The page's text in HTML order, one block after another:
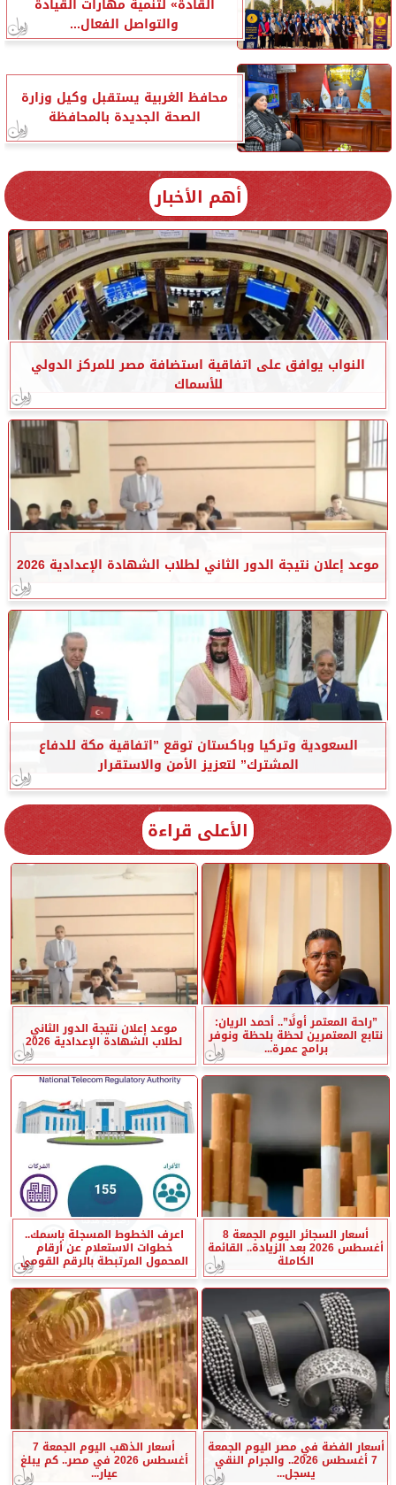
القادة» لتنمية مهارات القيادة
والتواصل الفعال...
محافظ الغربية يستقبل وكيل وزارة
الصحة الجديدة بالمحافظة
أهم الأخبار
النواب يوافق على اتفاقية استضافة مصر للمركز الدولي
للأسماك
موعد إعلان نتيجة الدور الثاني لطلاب الشهادة الإعدادية 2026
السعودية وتركيا وباكستان توقع ”اتفاقية مكة للدفاع
المشترك” لتعزيز الأمن والاستقرار
الأعلى قراءة
”راحة المعتمر أولًا”.. أحمد الريان:
نتابع المعتمرين لحظة بلحظة ونوفر
برامج عمرة...
موعد إعلان نتيجة الدور الثاني
لطلاب الشهادة الإعدادية 2026
أسعار السجائر اليوم الجمعة 8
أغسطس 2026 بعد الزيادة.. القائمة
الكاملة
اعرف الخطوط المسجلة باسمك..
خطوات الاستعلام عن أرقام
المحمول المرتبطة بالرقم القومي
أسعار الفضة في مصر اليوم الجمعة
7 أغسطس 2026.. والجرام النقي
يسجل...
أسعار الذهب اليوم الجمعة 7
أغسطس 2026 في مصر.. كم يبلغ
عيار...